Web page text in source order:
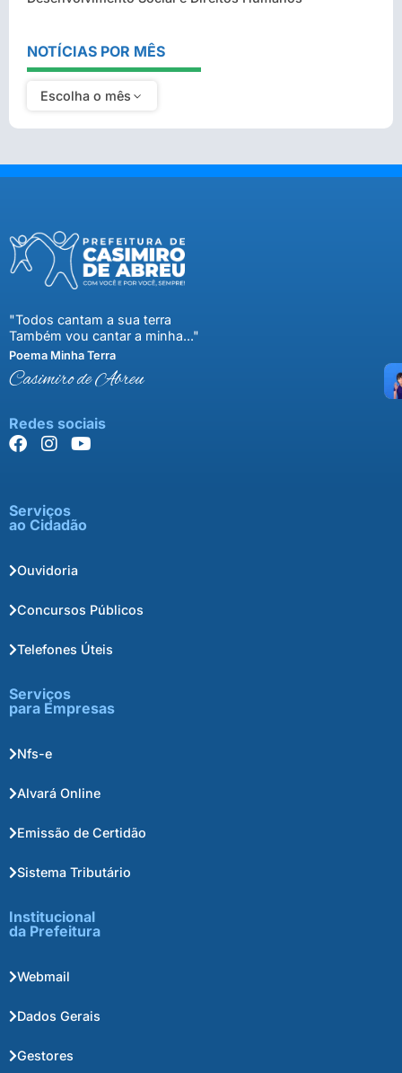
NOTÍCIAS POR MÊS
Escolha o mês
"Todos cantam a sua terra
Também vou cantar a minha..."
Poema Minha Terra
Casimiro de Abreu
Redes sociais
Serviços
ao Cidadão
Ouvidoria
Concursos Públicos
Telefones Úteis
Serviços
para Empresas
Nfs-e
Alvará Online
Emissão de Certidão
Sistema Tributário
Institucional
da Prefeitura
Webmail
Dados Gerais
Gestores